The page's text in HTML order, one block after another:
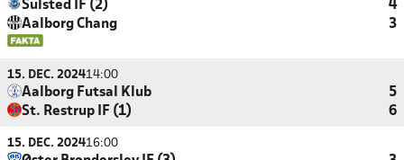
Sulsted IF (2)
4
Aalborg Chang
3
15. DEC. 202414:00
Aalborg Futsal Klub
5
St. Restrup IF (1)
6
15. DEC. 202416:00